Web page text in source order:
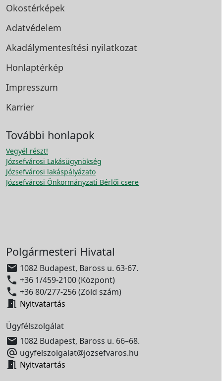
Okostérképek
Adatvédelem
Akadálymentesítési nyilatkozat
Honlaptérkép
Impresszum
Karrier
További honlapok
Vegyél részt!
Józsefvárosi Lakásügynökség
Józsefvárosi lakáspályázato
Józsefvárosi Önkormányzati Bérlői csere
Polgármesteri Hivatal
 1082 Budapest, Baross u. 63-67.
 +36 1/459-2100 (Központ)
 +36 80/277-256 (Zöld szám)
 Nyitvatartás
Ügyfélszolgálat
 1082 Budapest, Baross u. 66–68.
 ugyfelszolgalat@jozsefvaros.hu
 Nyitvatartás